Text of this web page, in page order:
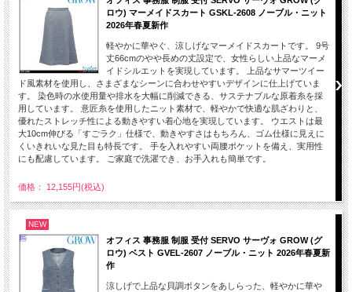
ロウ) マーメイドスカート GSKL-2608 ノーブル・ニット
2026年春夏新作
軽やかに華やぐ、涼しげなマーメイドスカートです。 9号
丈66cmのやや長めの丈設定で、女性らしい上品なマーメ
イドシルエットを実現しています。 上品なサマーツイー
ド風素材を使用し、さまざまなシーンに合わせやすいデザインに仕上げていま
す。 染色時の水使用量や排水を大幅に削減できる、サステナブルな原着糸を採
用しています。 意匠糸を使用したニット素材で、軽やかで快適な肌ざわりと、
優れたストレッチ性による動きやすい着心地を実現しています。 ウエストは最
大10cm伸びる「すごラク」仕様で、動きやすさはもちろん、ゴム仕様に見えに
くいきれいな見た目も特長です。 手を入れやすい両腰ポケットを備え、実用性
にも配慮しています。 ご家庭で洗濯でき、お手入れも簡単です。
価格： 12,155円(税込)
NEW
オフィス 事務服 制服 受付 SERVO サーヴォ GROW (グ
ロウ) ベスト GVEL-2607 ノーブル・ニット 2026年春夏新
作
涼しげで上品な貝調ボタンをあしらった、軽やかに華や